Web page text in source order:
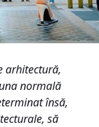
arhitectură,
normală
însă,
să